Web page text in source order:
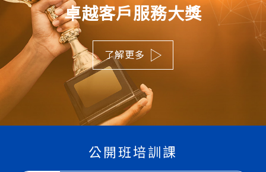
卓越客戶服務大獎
了解更多
公開班培訓課